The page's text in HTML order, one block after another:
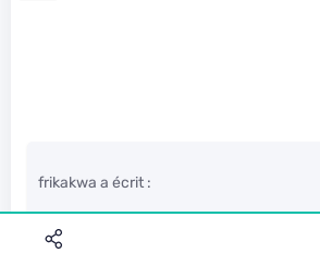
frikakwa a écrit :